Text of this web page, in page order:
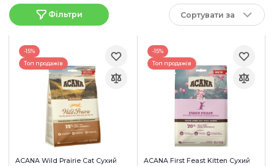
(073) 133 11 88
Фільтри Сортувати за
-15%
Топ продажів
ACANA Wild Prairie Cat Сухий
-15%
Топ продажів
ACANA First Feast Kitten Сухий